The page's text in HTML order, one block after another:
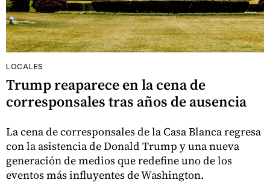
LOCALES
Trump reaparece en la cena de
corresponsales tras años de ausencia
La cena de corresponsales de la Casa Blanca regresa
con la asistencia de Donald Trump y una nueva
generación de medios que redefine uno de los
eventos más influyentes de Washington.